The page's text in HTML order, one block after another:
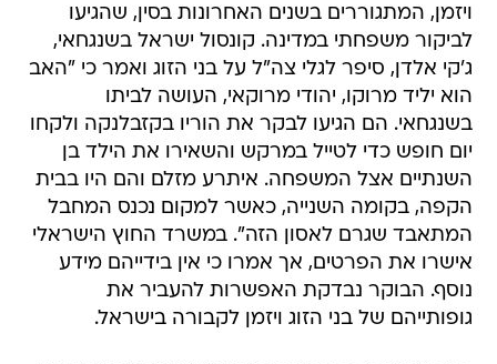
ויזמן, המתגוררים בשנים האחרונות בסין, שהגיעו
לביקור משפחתי במדינה. קונסול ישראל בשנגחאי,
ג'קי אלדן, סיפר לגלי צה"ל על בני הזוג ואמר כי "האב
הוא יליד מרוקו, יהודי מרוקאי, העושה לביתו
בשנגחאי. הם הגיעו לבקר את הוריו בקזבלנקה ולקחו
יום חופש כדי לטייל במרקש והשאירו את הילד בן
השנתיים אצל המשפחה. איתרע מזלם והם היו בבית
הקפה, בקומה השנייה, כאשר למקום נכנס המחבל
המתאבד שגרם לאסון הזה". במשרד החוץ הישראלי
אישרו את הפרטים, אך אמרו כי אין בידייהם מידע
נוסף. הבוקר נבדקת האפשרות להעביר את
גופותייהם של בני הזוג ויזמן לקבורה בישראל.